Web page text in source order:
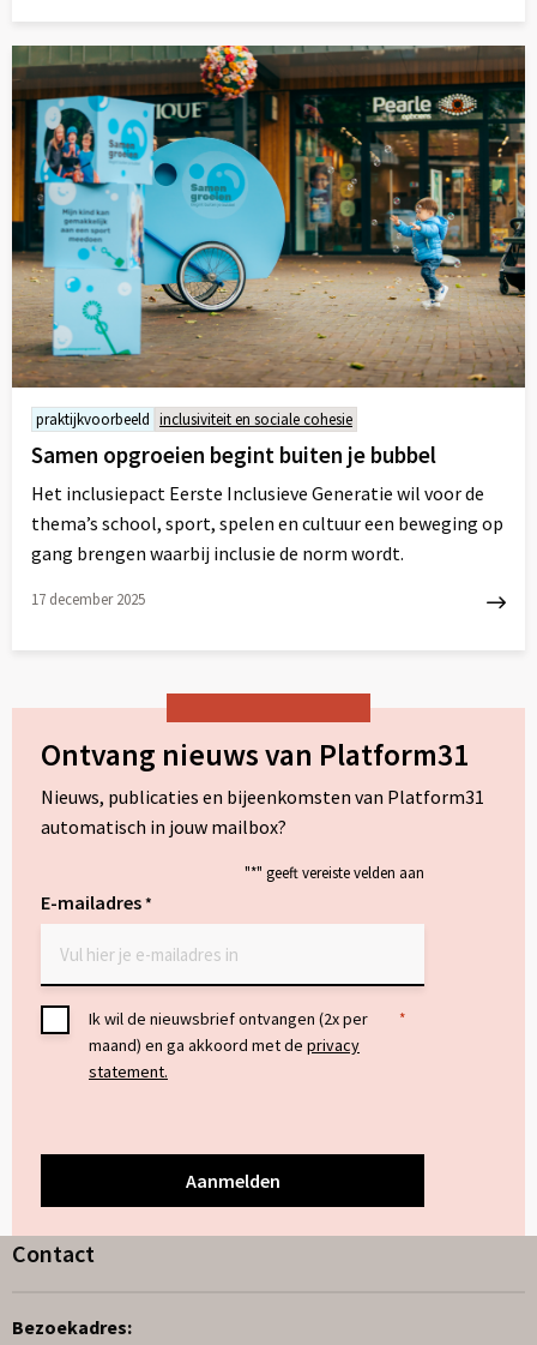
meer
over
praktijkvoorbeeld inclusiviteit en sociale cohesie
Samen opgroeien begint buiten je bubbel
Het inclusiepact Eerste Inclusieve Generatie wil voor de
thema’s school, sport, spelen en cultuur een beweging op
gang brengen waarbij inclusie de norm wordt.
17 december 2025
Ontvang nieuws van Platform31
Nieuws, publicaties en bijeenkomsten van Platform31
automatisch in jouw mailbox?
"*" geeft vereiste velden aan
E-mailadres*
Toestemming
Ik wil de nieuwsbrief ontvangen (2x per
maand) en ga akkoord met de privacy
statement.
*
Contact
Bezoekadres: